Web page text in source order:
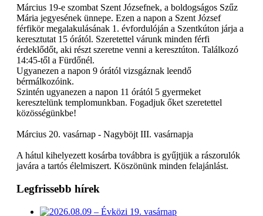
Március 19-e szombat Szent Józsefnek, a boldogságos Szűz
Mária jegyesének ünnepe. Ezen a napon a Szent József
férfikör megalakulásának 1. évfordulóján a Szentkúton járja a
keresztutat 15 órától. Szeretettel várunk minden férfi
érdeklődőt, aki részt szeretne venni a keresztúton. Találkozó
14:45-től a Fürdőnél.
Ugyanezen a napon 9 órától vizsgáznak leendő
bérmálkozóink.
Szintén ugyanezen a napon 11 órától 5 gyermeket
keresztelünk templomunkban. Fogadjuk őket szeretettel
közösségünkbe!
Március 20. vasárnap - Nagyböjt III. vasárnapja
A hátul kihelyezett kosárba továbbra is gyűjtjük a rászorulók
javára a tartós élelmiszert. Köszönünk minden felajánlást.
Legfrissebb hírek